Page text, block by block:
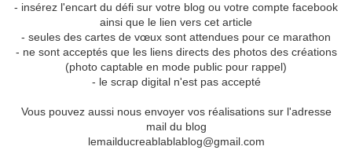
- insérez l'encart du défi sur votre blog ou votre compte facebook
ainsi que le lien vers cet article
- seules des cartes de vœux sont attendues pour ce marathon
- ne sont acceptés que les liens directs des photos des créations
(photo captable en mode public pour rappel)
- le scrap digital n'est pas accepté
Vous pouvez aussi nous envoyer vos réalisations sur l'adresse
mail du blog
lemailducreablablablog@gmail.com